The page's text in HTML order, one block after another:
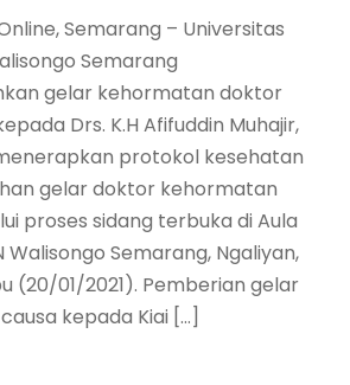
Semarang – Universitas
Semarang
gelar kehormatan doktor
Drs. K.H Afifuddin Muhajir,
protokol kesehatan
gelar doktor kehormatan
proses sidang terbuka di Aula
Walisongo Semarang, Ngaliyan,
(20/01/2021). Pemberian gelar
kepada Kiai […]